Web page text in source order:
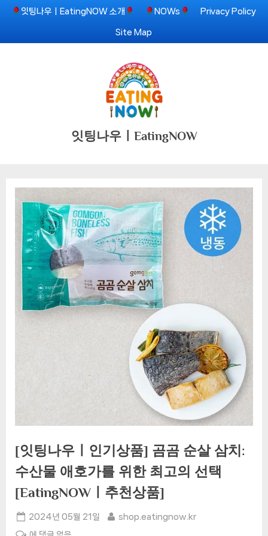
Skip
content
잇팅나우ㅣEatingNOW 소개 NOWs Privacy Policy
Site Map
잇팅나우ㅣEatingNOW
[잇팅나우ㅣ인기상품] 곰곰 순살 삼치:
수산물 애호가를 위한 최고의 선택
[EatingNOWㅣ추천상품]
Posted
on
2024년 05월 21일 By
shop.eatingnow.kr
[잇